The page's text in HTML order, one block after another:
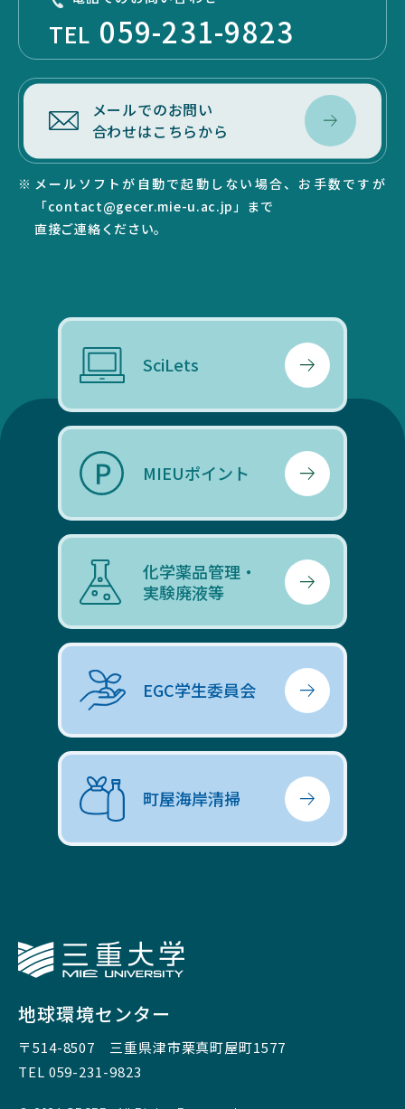
TEL 059-231-9823
メールでのお問い
合わせはこちらから
メールソフトが自動で起動しない場合、お手数ですが
「contact@gecer.mie-u.ac.jp」まで
直接ご連絡ください。
SciLets
MIEUポイント
化学薬品管理・
実験廃液等
EGC学生委員会
町屋海岸清掃
地球環境センター
〒514-8507 三重県津市栗真町屋町1577
TEL 059-231-9823